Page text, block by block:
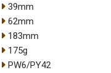
39mm
62mm
183mm
175g
PW6/PY42